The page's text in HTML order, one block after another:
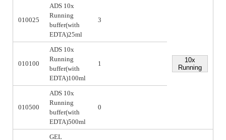
010025
ADS 10x
Running
buffer(with
EDTA)25ml
3
10x
Running
010100
ADS 10x
Running
buffer(with
EDTA)100ml
1
010500
ADS 10x
Running
buffer(with
EDTA)500ml
0
GEL